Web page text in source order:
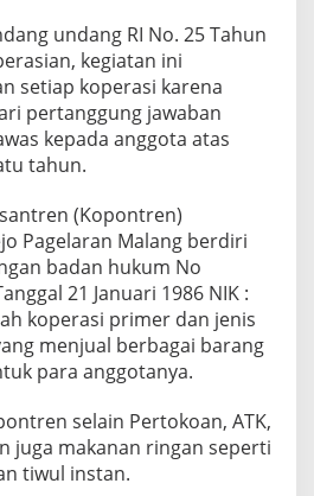
A
N
G
L
A
N
T
K
P
E
N
G
U
R
S
O
P
O
undang RI No. 25 Tahun
kegiatan ini
setiap koperasi karena
pertanggung jawaban
kepada anggota atas
tahun.
(Kopontren)
Pagelaran Malang berdiri
badan hukum No
21 Januari 1986 NIK :
koperasi primer dan jenis
menjual berbagai barang
para anggotanya.
selain Pertokoan, ATK,
juga makanan ringan seperti
tiwul instan.